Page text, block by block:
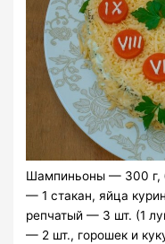
Шампиньоны — 300 г,
— 1 стакан, яйца
репчатый — 3 шт. (1
— 2 шт., горошек и